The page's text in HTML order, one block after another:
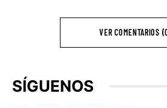
VER COMENTARIOS
SÍGUENOS